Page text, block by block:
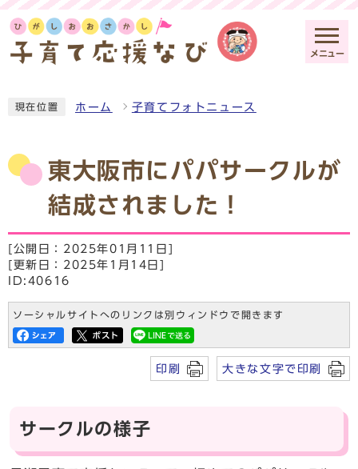
メニュー
現在位置 ホーム 子育てフォトニュース
東大阪市にパパサークルが
結成されました！
[公開日：2025年01月11日]
[更新日：2025年1月14日]
ID:40616
ソーシャルサイトへのリンクは別ウィンドウで開きます
印刷 大きな文字で印刷
サークルの様子